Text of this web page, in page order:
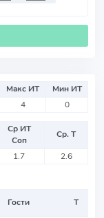
Макс ИТ
Мин ИТ
4 0
Ср ИТ
Соп
Ср. Т
1.7 2.6
Гости Т